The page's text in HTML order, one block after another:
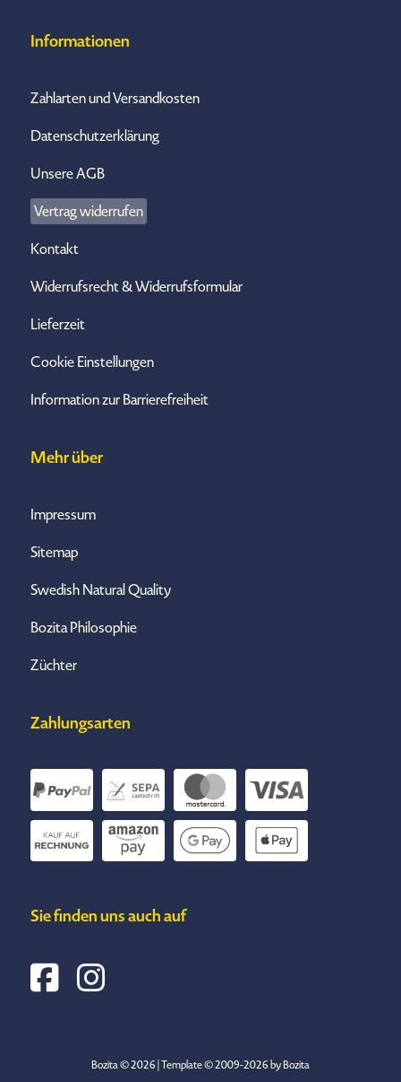
Informationen
Zahlarten und Versandkosten
Datenschutzerklärung
Unsere AGB
Vertrag widerrufen
Kontakt
Widerrufsrecht & Widerrufsformular
Lieferzeit
Cookie Einstellungen
Information zur Barrierefreiheit
Mehr über
Impressum
Sitemap
Swedish Natural Quality
Bozita Philosophie
Züchter
Zahlungsarten
Sie finden uns auch auf
Bozita © 2026 | Template © 2009-2026 by Bozita